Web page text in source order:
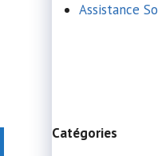
Assistance
Catégories